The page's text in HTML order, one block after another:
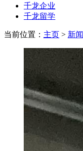
千龙企业
千龙留学
当前位置： 主页 > 新闻